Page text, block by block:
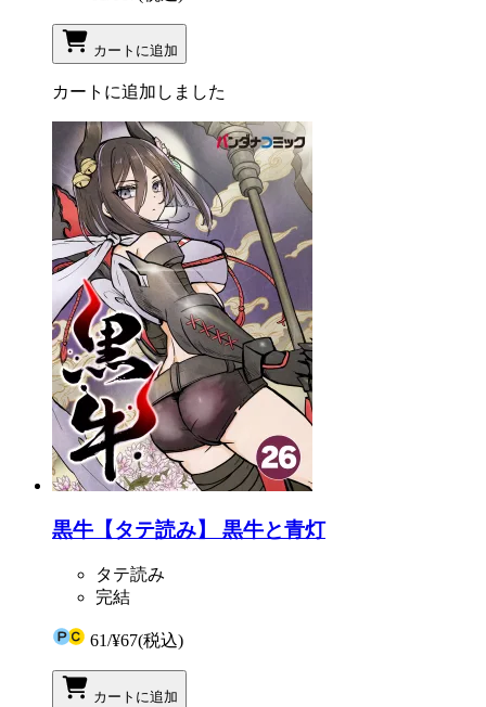
カートに追加
カートに追加しました
黒牛【タテ読み】 黒牛と青灯
タテ読み
完結
61/¥67(税込)
カートに追加